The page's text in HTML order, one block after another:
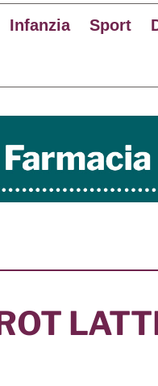
Infanzia Sport